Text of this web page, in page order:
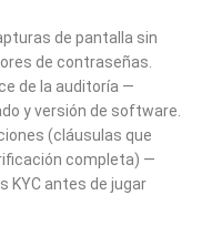
de pantalla sin
de contraseñas.
de la auditoría —
y versión de software.
(cláusulas que
completa) —
KYC antes de jugar